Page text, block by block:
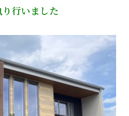
行いました